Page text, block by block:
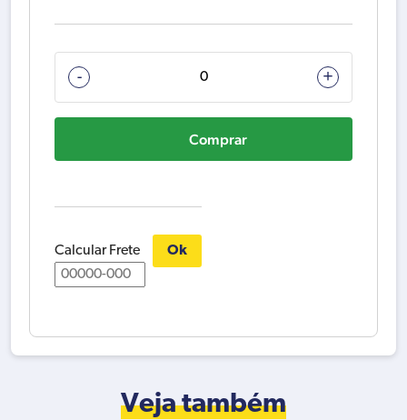
-
REMOVEDOR
FERRUGEM
ULTRARAPIDO
QUIMOX
QUIMATIC
RA1
quantidade
+
Comprar
Calcular Frete Ok
Veja também